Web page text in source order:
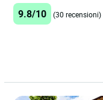
9.8/10 (30 recensioni)